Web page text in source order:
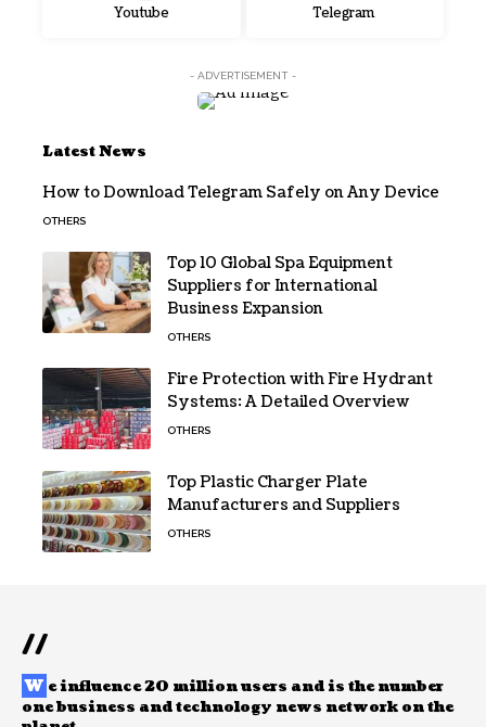
Youtube Telegram
- ADVERTISEMENT -
Latest News
How to Download Telegram Safely on Any Device
OTHERS
Top 10 Global Spa Equipment
Suppliers for International
Business Expansion
OTHERS
Fire Protection with Fire Hydrant
Systems: A Detailed Overview
OTHERS
Top Plastic Charger Plate
Manufacturers and Suppliers
OTHERS
//
W e influence 20 million users and is the number
one business and technology news network on the